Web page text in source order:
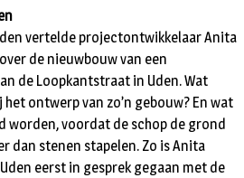
vertelde projectontwikkelaar Anita
de nieuwbouw van een
de Loopkantstraat in Uden. Wat
ontwerp van zo’n gebouw? En wat
worden, voordat de schop de grond
dan stenen stapelen. Zo is Anita
eerst in gesprek gegaan met de